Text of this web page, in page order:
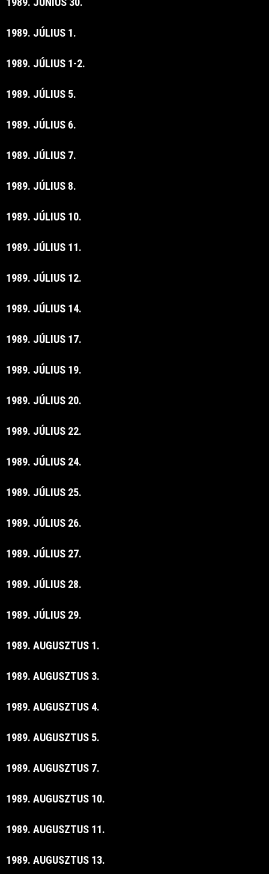
1989. JÚLIUS 1.
1989. JÚLIUS 1-2.
1989. JÚLIUS 5.
1989. JÚLIUS 6.
1989. JÚLIUS 7.
1989. JÚLIUS 8.
1989. JÚLIUS 10.
1989. JÚLIUS 11.
1989. JÚLIUS 12.
1989. JÚLIUS 14.
1989. JÚLIUS 17.
1989. JÚLIUS 19.
1989. JÚLIUS 20.
1989. JÚLIUS 22.
1989. JÚLIUS 24.
1989. JÚLIUS 25.
1989. JÚLIUS 26.
1989. JÚLIUS 27.
1989. JÚLIUS 28.
1989. JÚLIUS 29.
1989. AUGUSZTUS 1.
1989. AUGUSZTUS 3.
1989. AUGUSZTUS 4.
1989. AUGUSZTUS 5.
1989. AUGUSZTUS 7.
1989. AUGUSZTUS 10.
1989. AUGUSZTUS 11.
1989. AUGUSZTUS 13.